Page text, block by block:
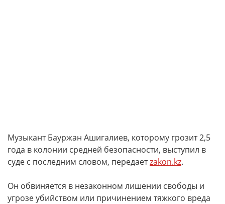
Музыкант Бауржан Ашигалиев, которому грозит 2,5
года в колонии средней безопасности, выступил в
суде с последним словом, передаетzakon.kz.
Он обвиняется в незаконном лишении свободы и
угрозе убийством или причинением тяжкого вреда